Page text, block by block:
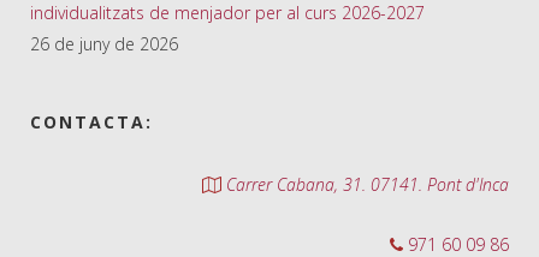
individualitzats de menjador per al curs 2026-2027
26 de juny de 2026
CONTACTA:
Carrer Cabana, 31. 07141. Pont d'Inca
971 60 09 86